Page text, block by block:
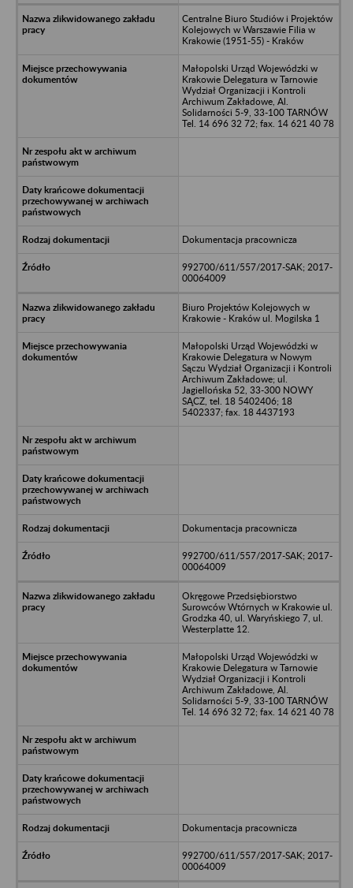
Centralne Biuro Studiów i Projektów
Kolejowych w Warszawie Filia w
Krakowie (1951-55) - Kraków
Małopolski Urząd Wojewódzki w
Krakowie Delegatura w Tarnowie
Wydział Organizacji i Kontroli
Archiwum Zakładowe, Al.
Solidarności 5-9, 33-100 TARNÓW
Tel. 14 696 32 72; fax. 14 621 40 78
Dokumentacja pracownicza
992700/611/557/2017-SAK; 2017-
00064009
Biuro Projektów Kolejowych w
Krakowie - Kraków ul. Mogilska 1
Małopolski Urząd Wojewódzki w
Krakowie Delegatura w Nowym
Sączu Wydział Organizacji i Kontroli
Archiwum Zakładowe; ul.
Jagiellońska 52, 33-300 NOWY
SĄCZ, tel. 18 5402406; 18
5402337; fax. 18 4437193
Dokumentacja pracownicza
992700/611/557/2017-SAK; 2017-
00064009
Okręgowe Przedsiębiorstwo
Surowców Wtórnych w Krakowie ul.
Grodzka 40, ul. Waryńskiego 7, ul.
Westerplatte 12.
Małopolski Urząd Wojewódzki w
Krakowie Delegatura w Tarnowie
Wydział Organizacji i Kontroli
Archiwum Zakładowe, Al.
Solidarności 5-9, 33-100 TARNÓW
Tel. 14 696 32 72; fax. 14 621 40 78
Dokumentacja pracownicza
992700/611/557/2017-SAK; 2017-
00064009